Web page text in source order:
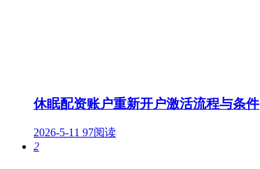
休眠配资账户重新开户激活流程与条件
2026-5-11 97阅读
2